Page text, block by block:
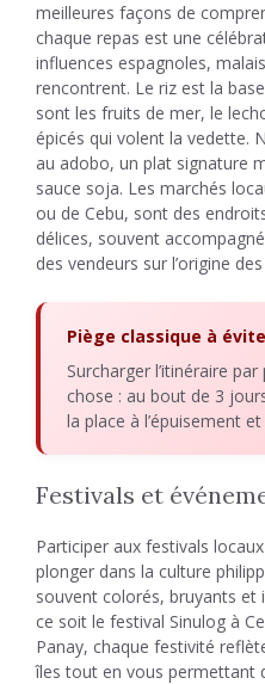
meilleures façons de
chaque repas est une
influences espagnoles,
rencontrent. Le riz est la
sont les fruits de mer, le
épicés qui volent la vedette.
au adobo, un plat signature
sauce soja. Les marchés
ou de Cebu, sont des
délices, souvent
des vendeurs sur l’origine
Piège classique à
Surcharger l’itinéraire
chose : au bout de 3
la place à l’épuisement
Festivals et
Participer aux festivals
plonger dans la culture
souvent colorés, bruyants et
ce soit le festival Sinulog à
Panay, chaque festivité
îles tout en vous permettant